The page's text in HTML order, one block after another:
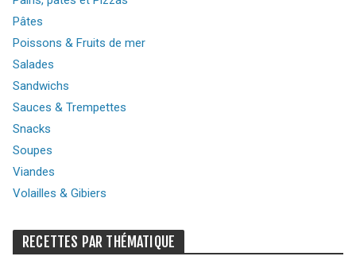
Pâtes
Poissons & Fruits de mer
Salades
Sandwichs
Sauces & Trempettes
Snacks
Soupes
Viandes
Volailles & Gibiers
RECETTES PAR THÉMATIQUE